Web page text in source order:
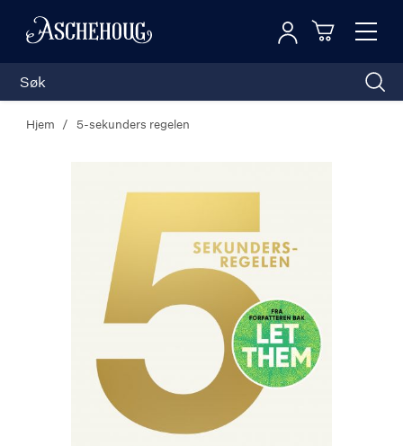
Toggle
Logg inn
Hjem 5-sekunders regelen